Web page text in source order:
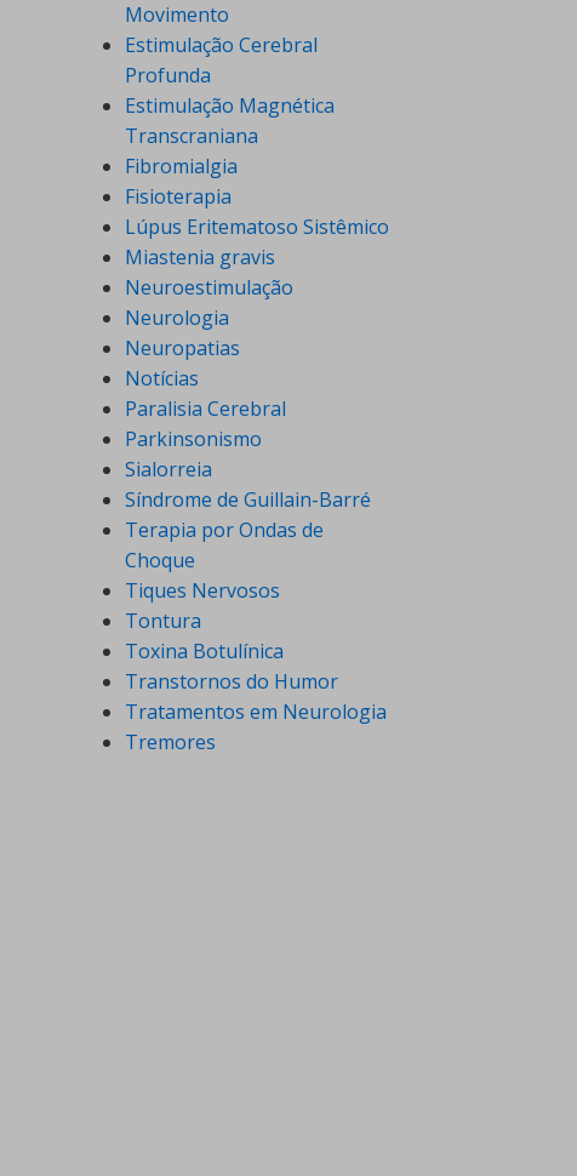
Movimento
Estimulação Cerebral
Profunda
Estimulação Magnética
Transcraniana
Fibromialgia
Fisioterapia
Lúpus Eritematoso Sistêmico
Miastenia gravis
Neuroestimulação
Neurologia
Neuropatias
Notícias
Paralisia Cerebral
Parkinsonismo
Sialorreia
Síndrome de Guillain-Barré
Terapia por Ondas de
Choque
Tiques Nervosos
Tontura
Toxina Botulínica
Transtornos do Humor
Tratamentos em Neurologia
Tremores